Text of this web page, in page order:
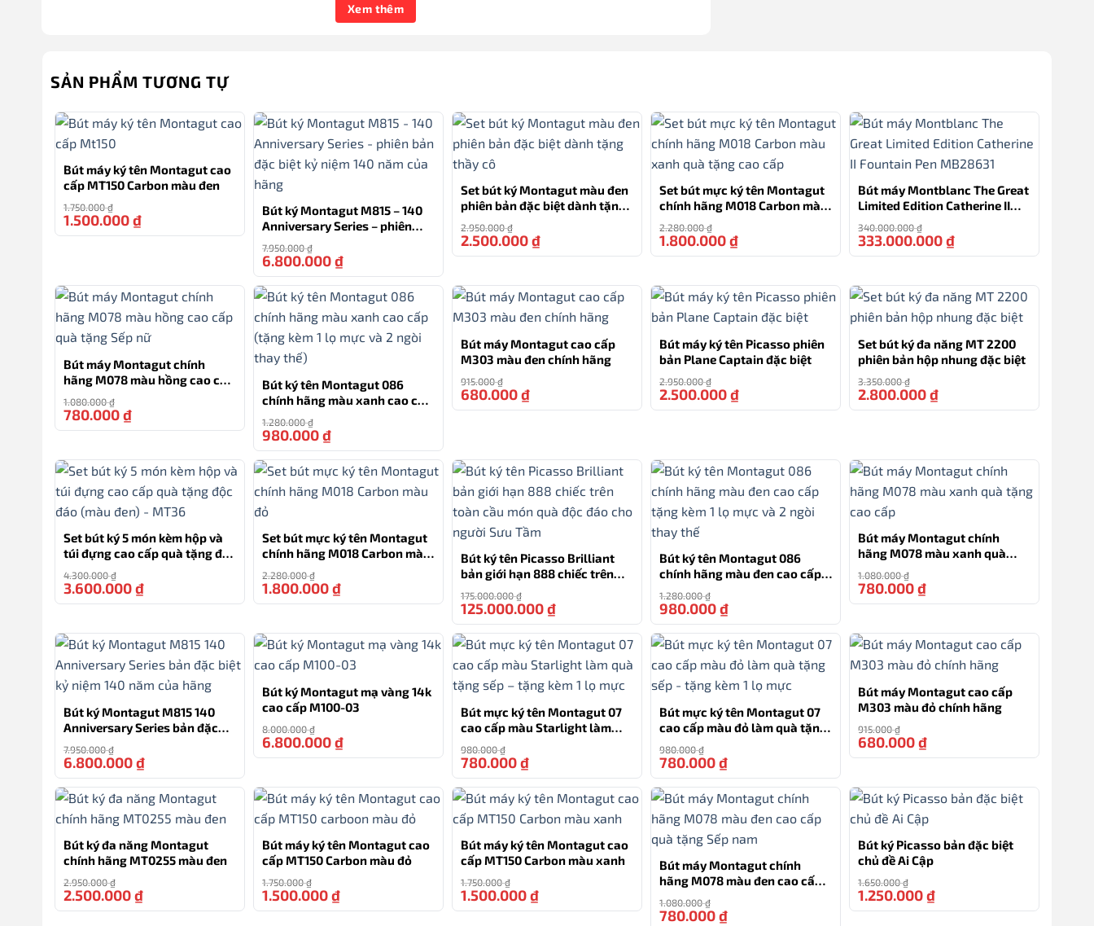
Ngòi Bút: 0.5mm (tiêu chuẩn)
Chất Liệu: Hợp kim cao cấp
Montagut luôn cam kết về chất lượng, và M303 không phải là ngoại lệ. Chất liệu hợp kim cao cấp giúpbút
máycó độ bền cao và cảm giác chắc chắn khi sử dụng.
Dịch vụ khắc tên/logo miễn phí lên bút
Khi mua Bút Máy Montagut M303, bạn không chỉ nhận được một bút máy xuất sắc mà còn được trang bị hộp
đựng cao cấp của hãng, làm tăng thêm vẻ quý phái và sang trọng cho món quà của bạn.
Với sự kết hợp của thiết kế đẳng cấp và chất lượng xuất sắc, Montagut M303 là một lựa chọn tuyệt vời cho
quà tặng doanh nghiệp, quà biếu cho đối tác, hay một món quà ý nghĩa dành cho người thân.
TƯ VẤN
0777.222.555
Xem thêm
SẢN PHẨM TƯƠNG TỰ
Bút máy ký tên Montagut cao
cấp MT150 Carbon màu đen
1.750.000₫
1.500.000₫
Bút ký Montagut M815 – 140
Anniversary Series – phiên
bản đặc biệt kỷ niệm 140 năm
của hãng
7.950.000₫
6.800.000₫
Set bút ký Montagut màu đen
phiên bản đặc biệt dành tặng
thầy cô
2.950.000₫
2.500.000₫
Set bút mực ký tên Montagut
chính hãng M018 Carbon màu
xanh quà tặng cao cấp
2.280.000₫
1.800.000₫
Bút máy Montblanc The Great
Limited Edition Catherine II
Fountain Pen MB28631
340.000.000₫
333.000.000₫
Bút máy Montagut chính
hãng M078 màu hồng cao cấp
1.080.000₫
780.000₫
Bút ký tên Montagut 086
chính hãng màu xanh cao cấp
thay thế)
1.280.000₫
980.000₫
Bút máy Montagut cao cấp
M303 màu đen chính hãng
915.000₫
680.000₫
Bút máy ký tên Picasso phiên
bản Plane Captain đặc biệt
2.950.000₫
2.500.000₫
Set bút ký đa năng MT 2200
phiên bản hộp nhung đặc biệt
3.350.000₫
2.800.000₫
Set bút ký 5 món kèm hộp và
túi đựng cao cấp quà tặng độc
đáo (màu đen) – MT36
4.300.000₫
3.600.000₫
Set bút mực ký tên Montagut
chính hãng M018 Carbon màu
đỏ
2.280.000₫
1.800.000₫
Bút ký tên Picasso Brilliant
bản giới hạn 888 chiếc trên
toàn cầu món quà độc đáo
cho người Sưu Tầm
175.000.000₫
125.000.000₫
Bút ký tên Montagut 086
chính hãng màu đen cao cấp
tặng kèm 1 lọ mực và 2 ngòi
thay thế
1.280.000₫
980.000₫
Bút máy Montagut chính
hãng M078 màu xanh quà
tặng cao cấp
1.080.000₫
780.000₫
Bút ký Montagut M815 140
Anniversary Series bản đặc
hãng
7.950.000₫
6.800.000₫
Bút ký Montagut mạ vàng 14k
cao cấp M100-03
8.000.000₫
6.800.000₫
Bút mực ký tên Montagut 07
cao cấp màu Starlight làm
mực
980.000₫
780.000₫
Bút mực ký tên Montagut 07
cao cấp màu đỏ làm quà tặng
980.000₫
780.000₫
Bút máy Montagut cao cấp
M303 màu đỏ chính hãng
915.000₫
680.000₫
Bút ký đa năng Montagut
chính hãng MT0255 màu đen
2.950.000₫
2.500.000₫
Bút máy ký tên Montagut cao
cấp MT150 Carbon màu đỏ
1.750.000₫
1.500.000₫
Bút máy ký tên Montagut cao
cấp MT150 Carbon màu xanh
1.750.000₫
1.500.000₫
Bút máy Montagut chính
hãng M078 màu đen cao cấp
quà tặng Sếp nam
1.080.000₫
780.000₫
Bút ký Picasso bản đặc biệt
chủ đề Ai Cập
1.650.000₫
1.250.000₫